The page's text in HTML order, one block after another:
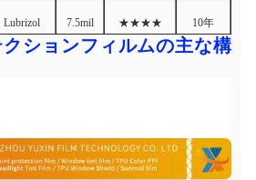
Lubrizol 7.5mil ★★★★ 10年
ションフィルムの主な構